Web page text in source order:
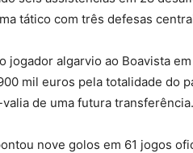
tático com três defesas
jogador algarvio ao Boavista
mil euros pela totalidade do
de uma futura transferência.
nove golos em 61 jogos